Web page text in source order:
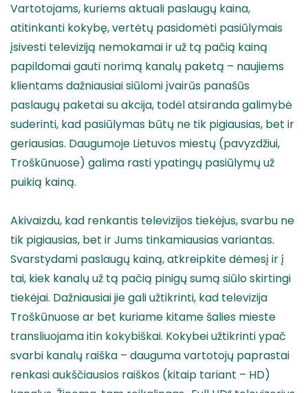
Vartotojams, kuriems aktuali paslaugų kaina,
atitinkanti kokybę, vertėtų pasidomėti pasiūlymais
įsivesti televiziją nemokamai ir už tą pačią kainą
papildomai gauti norimą kanalų paketą – naujiems
klientams dažniausiai siūlomi įvairūs panašūs
paslaugų paketai su akcija, todėl atsiranda galimybė
suderinti, kad pasiūlymas būtų ne tik pigiausias, bet ir
geriausias. Daugumoje Lietuvos miestų (pavyzdžiui,
Troškūnuose) galima rasti ypatingų pasiūlymų už
puikią kainą.
Akivaizdu, kad renkantis televizijos tiekėjus, svarbu ne
tik pigiausias, bet ir Jums tinkamiausias variantas.
Svarstydami paslaugų kainą, atkreipkite dėmesį ir į
tai, kiek kanalų už tą pačią pinigų sumą siūlo skirtingi
tiekėjai. Dažniausiai jie gali užtikrinti, kad televizija
Troškūnuose ar bet kuriame kitame šalies mieste
transliuojama itin kokybiškai. Kokybei užtikrinti ypač
svarbi kanalų raiška – dauguma vartotojų paprastai
renkasi aukščiausios raiškos (kitaip tariant – HD)